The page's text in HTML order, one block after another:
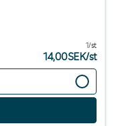
1/st
14,00SEK/st